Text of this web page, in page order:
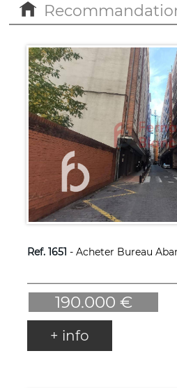
Ref. 1651 - Acheter Bureau
190.000 €
+ info